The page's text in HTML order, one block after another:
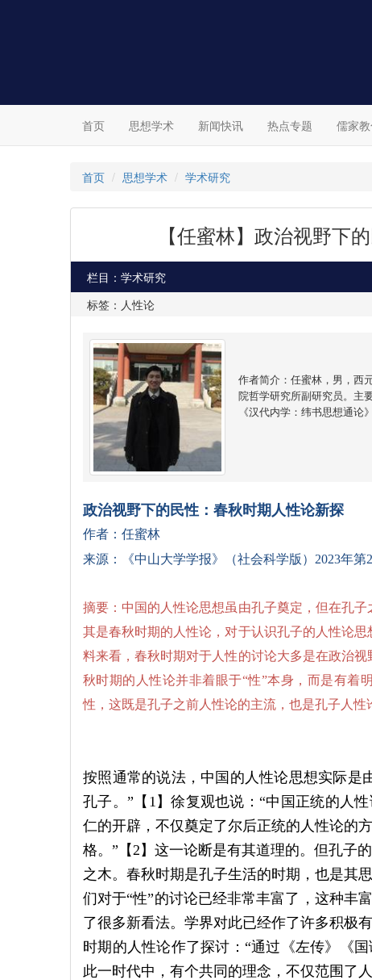
首页 思想学术 新闻快讯 热点专题 儒家
首页 思想学术 学术研究
【任蜜林】政治视野下
栏目：学术研究
标签：人性论
作者简介：任蜜林，男，西
院哲学研究所副研究员。主
《汉代内学：纬书思想通论》
政治视野下的民性：春秋时期人性论新探
作者： 任蜜林
来源：《中山大学学报》（社会科学版）2023年第
摘要：中国的人性论思想虽由孔子奠定，但在孔
其是春秋时期的人性论，对于认识孔子的人性论
料来看，春秋时期对于人性的讨论大多是在政治
秋时期的人性论并非着眼于“性”本身，而是有着
性，这既是孔子之前人性论的主流，也是孔子人性
按照通常的说法，中国的人性论思想实际是
孔子。”【1】徐复观也说：“中国正统的人
仁的开辟，不仅奠定了尔后正统的人性论的
格。”【2】这一论断是有其道理的。但孔子
之木。春秋时期是孔子生活的时期，也是其
们对于“性”的讨论已经非常丰富了，这种丰
了很多新看法。学界对此已经作了许多积极
时期的人性论作了探讨：“通过《左传》《
此一时代中，有个共同的理念，不仅范围了